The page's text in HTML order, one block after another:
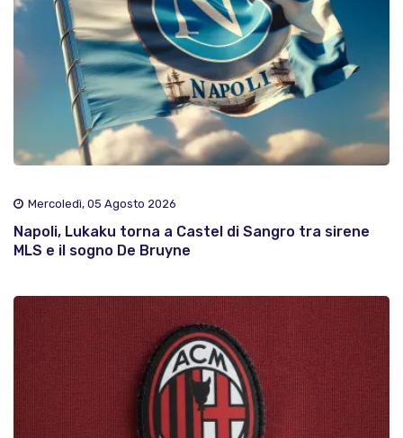
Mercoledì, 05 Agosto 2026
Napoli, Lukaku torna a Castel di Sangro tra sirene
MLS e il sogno De Bruyne